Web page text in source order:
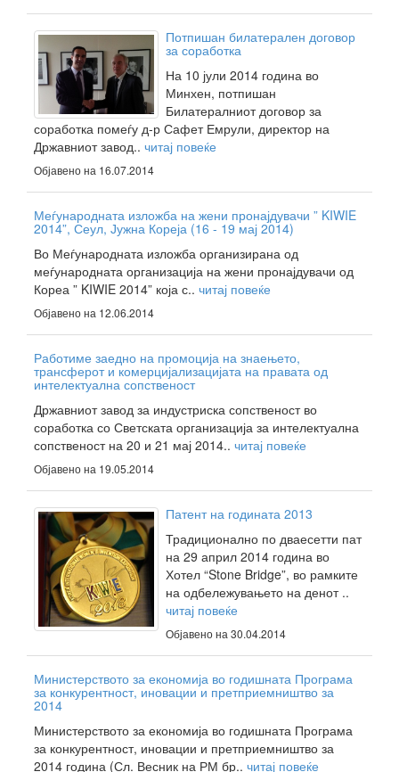
Потпишан билатерален договор
за соработка
На 10 јули 2014 година во
Минхен, потпишан
Билатералниот договор за
соработка помеѓу д-р Сафет Емрули, директор на
Државниот завод.. читај повеќе
Објавено на 16.07.2014
Меѓународната изложба на жени пронајдувачи ” KIWIE
2014”, Сеул, Јужна Кореја (16 - 19 мај 2014)
Во Меѓународната изложба организирана од
меѓународната организација на жени пронајдувачи од
Кореа ” KIWIE 2014” која с.. читај повеќе
Објавено на 12.06.2014
Работиме заедно на промоција на знаењето,
трансферот и комерцијализацијата на правата од
интелектуална сопственост
Државниот завод за индустриска сопственост во
соработка со Светската организација за интелектуална
сопственост на 20 и 21 мај 2014.. читај повеќе
Објавено на 19.05.2014
Патент на годината 2013
Традиционално по дваесетти пат
на 29 април 2014 година во
Хотел “Stone Bridge”, во рамките
на одбележувањето на денот ..
читај повеќе
Објавено на 30.04.2014
Министерството за економија во годишната Програма
за конкурентност, иновации и претприемништво за
2014
Министерството за економија во годишната Програма
за конкурентност, иновации и претприемништво за
2014 година (Сл. Весник на РМ бр.. читај повеќе